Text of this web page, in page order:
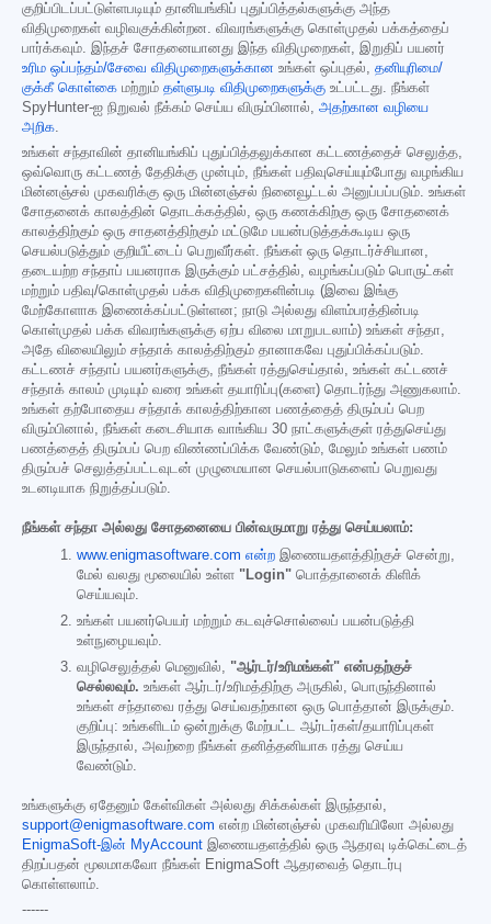
குறிப்பிடப்பட்டுள்ளபடியும் தானியங்கிப் புதுப்பித்தல்களுக்கு அந்த
விதிமுறைகள் வழிவகுக்கின்றன. விவரங்களுக்கு கொள்முதல் பக்கத்தைப்
பார்க்கவும். இந்தச் சோதனையானது இந்த விதிமுறைகள், இறுதிப் பயனர்
உரிம ஒப்பந்தம்/சேவை விதிமுறைகளுக்கான உங்கள் ஒப்புதல், தனியுரிமை/
குக்கீ கொள்கை மற்றும் தள்ளுபடி விதிமுறைகளுக்கு உட்பட்டது. நீங்கள்
SpyHunter-ஐ நிறுவல் நீக்கம் செய்ய விரும்பினால், அதற்கான வழியை
அறிக.
உங்கள் சந்தாவின் தானியங்கிப் புதுப்பித்தலுக்கான கட்டணத்தைச் செலுத்த,
ஒவ்வொரு கட்டணத் தேதிக்கு முன்பும், நீங்கள் பதிவுசெய்யும்போது வழங்கிய
மின்னஞ்சல் முகவரிக்கு ஒரு மின்னஞ்சல் நினைவூட்டல் அனுப்பப்படும். உங்கள்
சோதனைக் காலத்தின் தொடக்கத்தில், ஒரு கணக்கிற்கு ஒரு சோதனைக்
காலத்திற்கும் ஒரு சாதனத்திற்கும் மட்டுமே பயன்படுத்தக்கூடிய ஒரு
செயல்படுத்தும் குறியீட்டைப் பெறுவீர்கள். நீங்கள் ஒரு தொடர்ச்சியான,
தடையற்ற சந்தாப் பயனராக இருக்கும் பட்சத்தில், வழங்கப்படும் பொருட்கள்
மற்றும் பதிவு/கொள்முதல் பக்க விதிமுறைகளின்படி (இவை இங்கு
மேற்கோளாக இணைக்கப்பட்டுள்ளன; நாடு அல்லது விளம்பரத்தின்படி
கொள்முதல் பக்க விவரங்களுக்கு ஏற்ப விலை மாறுபடலாம்) உங்கள் சந்தா,
அதே விலையிலும் சந்தாக் காலத்திற்கும் தானாகவே புதுப்பிக்கப்படும்.
கட்டணச் சந்தாப் பயனர்களுக்கு, நீங்கள் ரத்துசெய்தால், உங்கள் கட்டணச்
சந்தாக் காலம் முடியும் வரை உங்கள் தயாரிப்பு(களை) தொடர்ந்து அணுகலாம்.
உங்கள் தற்போதைய சந்தாக் காலத்திற்கான பணத்தைத் திரும்பப் பெற
விரும்பினால், நீங்கள் கடைசியாக வாங்கிய 30 நாட்களுக்குள் ரத்துசெய்து
பணத்தைத் திரும்பப் பெற விண்ணப்பிக்க வேண்டும், மேலும் உங்கள் பணம்
திரும்பச் செலுத்தப்பட்டவுடன் முழுமையான செயல்பாடுகளைப் பெறுவது
உடனடியாக நிறுத்தப்படும்.
நீங்கள் சந்தா அல்லது சோதனையை பின்வருமாறு ரத்து செய்யலாம்:
www.enigmasoftware.com என்ற இணையதளத்திற்குச் சென்று,
மேல் வலது மூலையில் உள்ள "Login" பொத்தானைக் கிளிக்
செய்யவும்.
உங்கள் பயனர்பெயர் மற்றும் கடவுச்சொல்லைப் பயன்படுத்தி
உள்நுழையவும்.
வழிசெலுத்தல் மெனுவில், "ஆர்டர்/உரிமங்கள்" என்பதற்குச்
செல்லவும். உங்கள் ஆர்டர்/உரிமத்திற்கு அருகில், பொருந்தினால்
உங்கள் சந்தாவை ரத்து செய்வதற்கான ஒரு பொத்தான் இருக்கும்.
குறிப்பு: உங்களிடம் ஒன்றுக்கு மேற்பட்ட ஆர்டர்கள்/தயாரிப்புகள்
இருந்தால், அவற்றை நீங்கள் தனித்தனியாக ரத்து செய்ய
வேண்டும்.
உங்களுக்கு ஏதேனும் கேள்விகள் அல்லது சிக்கல்கள் இருந்தால்,
support@enigmasoftware.com என்ற மின்னஞ்சல் முகவரியிலோ அல்லது
EnigmaSoft-இன் MyAccount இணையதளத்தில் ஒரு ஆதரவு டிக்கெட்டைத்
திறப்பதன் மூலமாகவோ நீங்கள் EnigmaSoft ஆதரவைத் தொடர்பு
கொள்ளலாம்.
------